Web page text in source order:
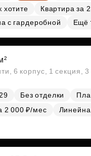
хотите
Квартира за
с гардеробной
Ещё
6 корпус, 1 секция,
Без отделки
2 000 ₽/мес